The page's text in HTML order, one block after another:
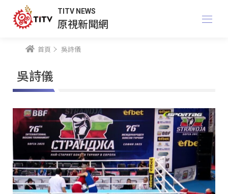
TITV NEWS
原視新聞網
首頁 吳詩儀
吳詩儀